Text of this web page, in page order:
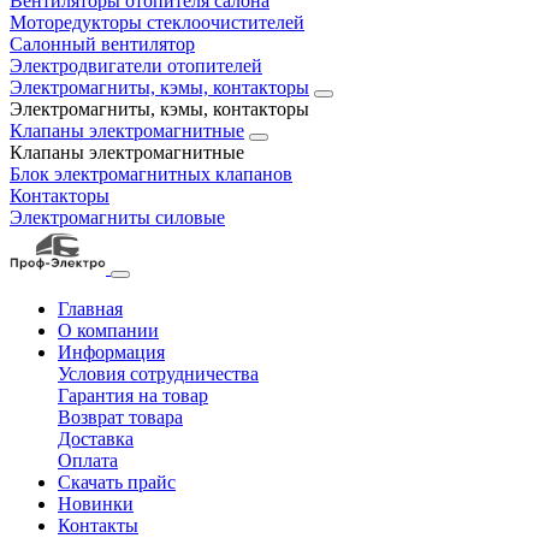
Моторедукторы стеклоочистителей
Салонный вентилятор
Электродвигатели отопителей
Электромагниты, кэмы, контакторы
Электромагниты, кэмы, контакторы
Клапаны электромагнитные
Клапаны электромагнитные
Блок электромагнитных клапанов
Контакторы
Электромагниты силовые
Главная
О компании
Информация
Условия сотрудничества
Гарантия на товар
Возврат товара
Доставка
Оплата
Скачать прайс
Новинки
Контакты